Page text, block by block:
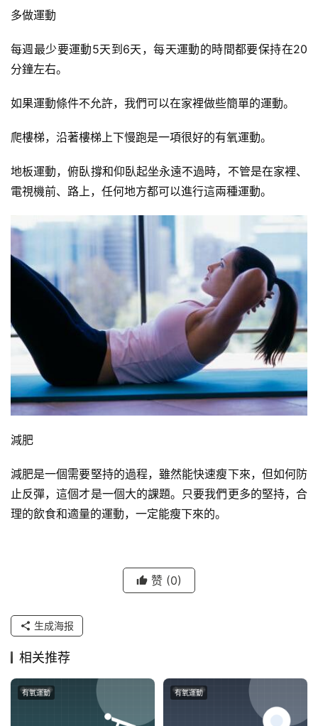
多做運動
每週最少要運動5天到6天，每天運動的時間都要保持在20
分鐘左右。
如果運動條件不允許，我們可以在家裡做些簡單的運動。
爬樓梯，沿著樓梯上下慢跑是一項很好的有氧運動。
地板運動，俯臥撐和仰臥起坐永遠不過時，不管是在家裡、
電視機前、路上，任何地方都可以進行這兩種運動。
減肥
減肥是一個需要堅持的過程，雖然能快速瘦下來，但如何防
止反彈，這個才是一個大的課題。只要我們更多的堅持，合
理的飲食和適量的運動，一定能瘦下來的。
赞 (0)
生成海报
相关推荐
有氧運動 有氧運動